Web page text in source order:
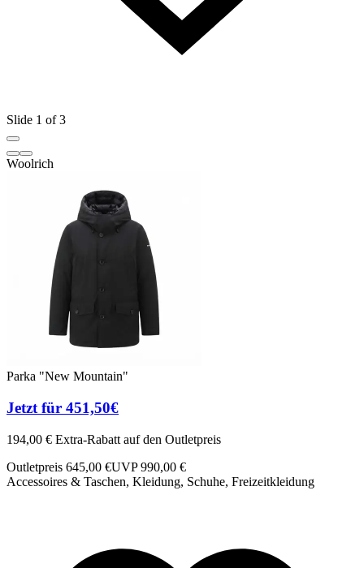
Slide 1 of 3
Woolrich
Parka "New Mountain"
Jetzt für 451,50€
194,00 € Extra-Rabatt auf den Outletpreis
Outletpreis 645,00 €UVP 990,00 €
Accessoires & Taschen, Kleidung, Schuhe, Freizeitkleidung